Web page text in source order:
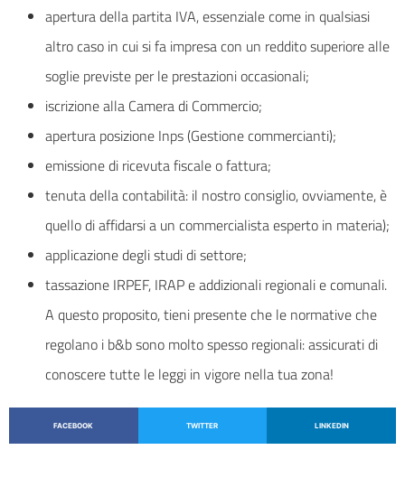
apertura della partita IVA, essenziale come in qualsiasi
altro caso in cui si fa impresa con un reddito superiore alle
soglie previste per le prestazioni occasionali;
iscrizione alla Camera di Commercio;
apertura posizione Inps (Gestione commercianti);
emissione di ricevuta fiscale o fattura;
tenuta della contabilità: il nostro consiglio, ovviamente, è
quello di affidarsi a un commercialista esperto in materia);
applicazione degli studi di settore;
tassazione IRPEF, IRAP e addizionali regionali e comunali.
A questo proposito, tieni presente che le normative che
regolano i b&b sono molto spesso regionali: assicurati di
conoscere tutte le leggi in vigore nella tua zona!
FACEBOOK TWITTER LINKEDIN